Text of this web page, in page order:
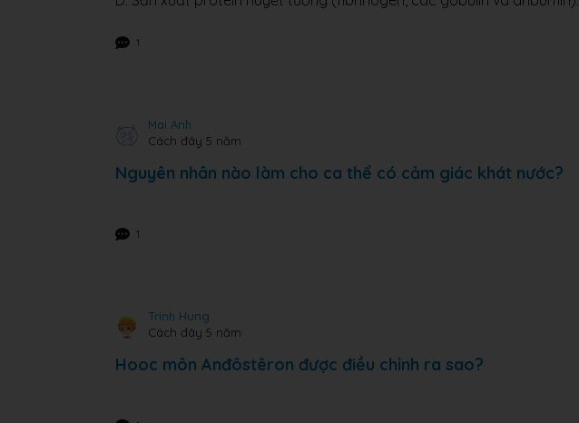
1
Mai Anh
Cách đây 5 năm
Nguyên nhân nào làm cho ca thể có cảm giác khát nước?
1
Trinh Hung
Cách đây 5 năm
Hooc môn Anđôstêron được điều chỉnh ra sao?